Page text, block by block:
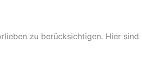
zu berücksichtigen. Hier